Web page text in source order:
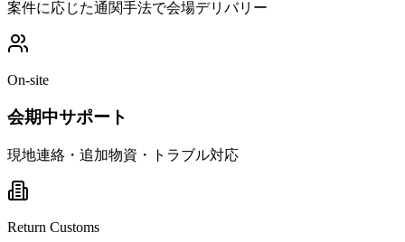
案件に応じた通関手法で会場デリバリー
On-site
会期中サポート
現地連絡・追加物資・トラブル対応
Return Customs